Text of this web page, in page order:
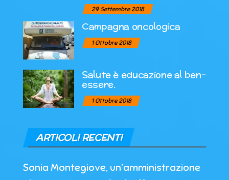
29 Settembre 2018
Campagna oncologica
1 Ottobre 2018
Salute è educazione al ben-
essere.
1 Ottobre 2018
ARTICOLI RECENTI
Sonia Montegiove, un’amministrazione